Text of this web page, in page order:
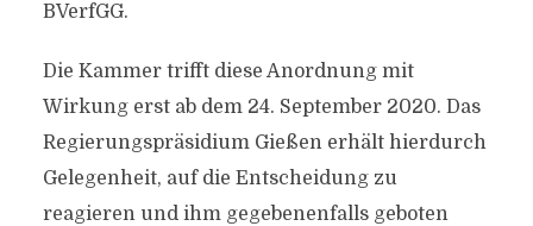
BVerfGG.
Die Kammer trifft diese Anordnung mit
Wirkung erst ab dem 24. September 2020. Das
Regierungspräsidium Gießen erhält hierdurch
Gelegenheit, auf die Entscheidung zu
reagieren und ihm gegebenenfalls geboten